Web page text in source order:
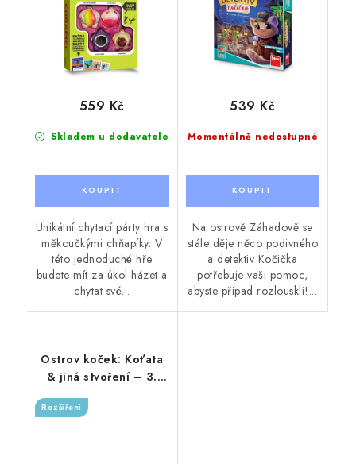
Skladem u dodavatele
559 Kč
Unikátní chytací párty hra s
měkoučkými chňapíky. V
této jednoduché hře
budete mít za úkol házet a
chytat své...
Momentálně nedostupné
539 Kč
Na ostrově Záhadově se
stále děje něco podivného
a detektiv Kočička
potřebuje vaši pomoc,
abyste případ rozlouskli!...
Ostrov koček: Koťata
& jiná stvoření – 3.
rozšíření
Rozšíření